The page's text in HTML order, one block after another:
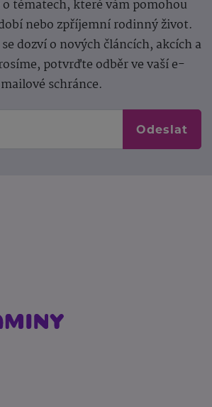
tématech, které vám pomohou
nebo zpříjemní rodinný život.
dozví o nových článcích, akcích a
potvrďte odběr ve vaší e-
mailové schránce.
Odeslat